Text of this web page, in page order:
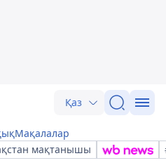
Қаз
Мақалалар
мақтанышы